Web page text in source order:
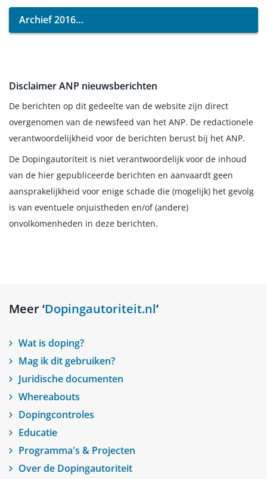
Archief 2016
Disclaimer ANP nieuwsberichten
De berichten op dit gedeelte van de website zijn direct
overgenomen van de newsfeed van het ANP. De redactionele
verantwoordelijkheid voor de berichten berust bij het ANP.
De Dopingautoriteit is niet verantwoordelijk voor de inhoud
van de hier gepubliceerde berichten en aanvaardt geen
aansprakelijkheid voor enige schade die (mogelijk) het gevolg
is van eventuele onjuistheden en/of (andere)
onvolkomenheden in deze berichten.
Meer ‘Dopingautoriteit.nl’
Wat is doping?
Mag ik dit gebruiken?
Juridische documenten
Whereabouts
Dopingcontroles
Educatie
Programma's & Projecten
Over de Dopingautoriteit